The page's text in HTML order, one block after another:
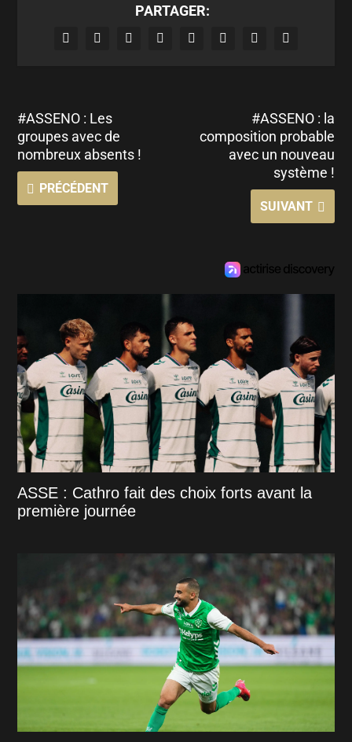
PARTAGER:
#ASSENO : Les
groupes avec de
nombreux absents !
PRÉCÉDENT
#ASSENO : la
composition probable
avec un nouveau
système !
SUIVANT
ASSE : Cathro fait des choix forts avant la
première journée